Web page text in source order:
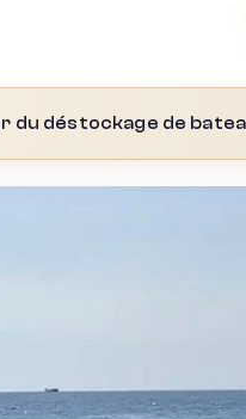
du déstockage de